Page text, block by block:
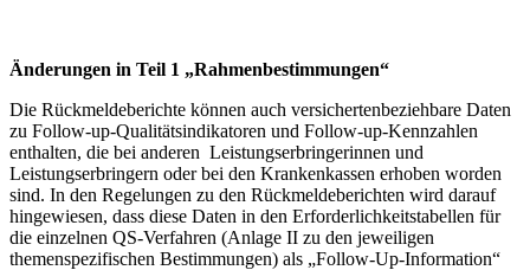
Änderungen in Teil 1 „Rahmenbestimmungen“
Die Rückmeldeberichte können auch versichertenbeziehbare Daten
zu Follow-up-Qualitätsindikatoren und Follow-up-Kennzahlen
enthalten, die bei anderen Leistungserbringerinnen und
Leistungserbringern oder bei den Krankenkassen erhoben worden
sind. In den Regelungen zu den Rückmeldeberichten wird darauf
hingewiesen, dass diese Daten in den Erforderlichkeitstabellen für
die einzelnen QS-Verfahren (Anlage II zu den jeweiligen
themenspezifischen Bestimmungen) als „Follow-Up-Information“